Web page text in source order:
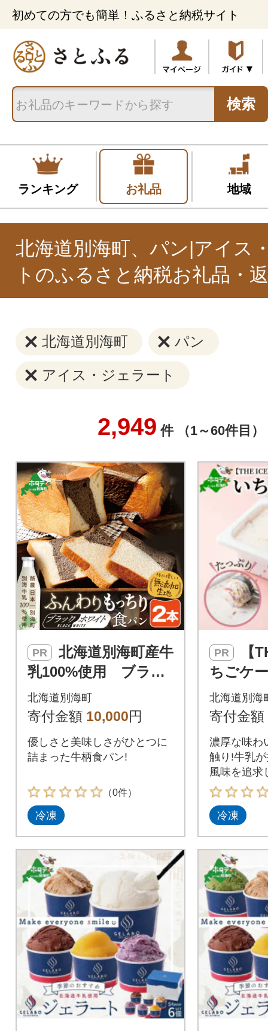
初めての方でも簡単！ふるさと納税サイト
検索
ランキング お礼品 地域
北海道別海町、パン|アイス
トのふるさと納税お礼品・
北海道別海町 パン
アイス・ジェラート
2,949 件 （1～60件目）
PR
乳100%使用 ブラッ
ク&ホワイトブレッ
ド 2本
北海道別海町
寄付金額 10,000円
優しさと美味しさがひとつに
詰まった牛柄食パン!
（0件）
冷凍
PR
ちごケ
イス 1L
イズ【
北海道別海
寄付金額
濃厚な味わ
触り!牛乳
風味を追求
ったアイス
冷凍